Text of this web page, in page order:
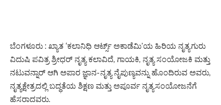
ಬೆಂಗಳೂರು : ಖ್ಯಾತ ‘ಕಲಾನಿಧಿ ಆರ್ಟ್ಸ್ ಅಕಾಡೆಮಿ’ಯ ಹಿರಿಯ ನೃತ್ಯಗುರು
ವಿದುಷಿ ಪವಿತ್ರ ಶ್ರೀಧರ್ ನೃತ್ಯ ಕಲಾವಿದೆ, ಗಾಯಕಿ, ನೃತ್ಯ ಸಂಯೋಜಕಿ ಮತ್ತು
ನಟುವನ್ನಾರ್ ಆಗಿ ಅಪಾರ ಜ್ಞಾನ- ನೃತ್ಯ ನೈಪುಣ್ಯವನ್ನು ಹೊಂದಿರುವ ಅವರು,
ನೃತ್ಯಕ್ಷೇತ್ರದಲ್ಲಿ ಬದ್ಧತೆಯ ಶಿಕ್ಷಣ ಮತ್ತು ಅಪೂರ್ವ ನೃತ್ಯಸಂಯೋಜನೆಗೆ
ಹೆಸರಾದವರು.